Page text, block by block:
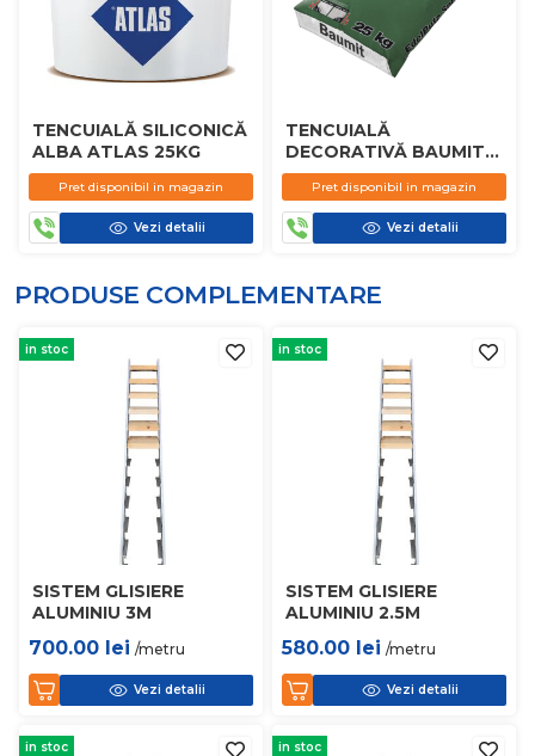
TENCUIALĂ SILICONICĂ
ALBA ATLAS 25KG
Pret disponibil in magazin
Vezi detalii
TENCUIALĂ
DECORATIVĂ BAUMIT
EDELPUTZ SPEZIAL
25KGPret disponibil in magazin
Vezi detalii
PRODUSE COMPLEMENTARE
in stoc
SISTEM GLISIERE
ALUMINIU 3M
700.00 lei /metru
Vezi detalii
in stoc
SISTEM GLISIERE
ALUMINIU 2.5M
580.00 lei /metru
Vezi detalii
in stoc in stoc